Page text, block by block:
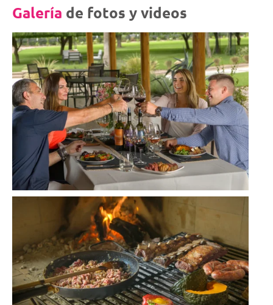
Galería de fotos y videos